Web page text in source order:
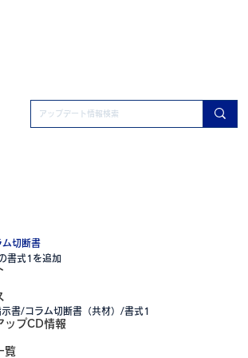
ップCD情報
覧
切断書
書式1を追加
書/コラム切断書（共材）/書式1